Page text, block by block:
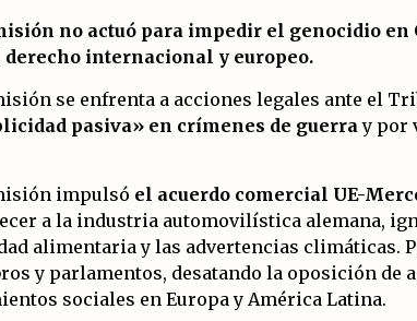
no actuó para impedir el genocidio en
derecho internacional y europeo.
se enfrenta a acciones legales ante el
pasiva» en crímenes de guerra y por
impulsó el acuerdo comercial UE-
a la industria automovilística alemana,
alimentaria y las advertencias climáticas.
y parlamentos, desatando la oposición de
sociales en Europa y América Latina.